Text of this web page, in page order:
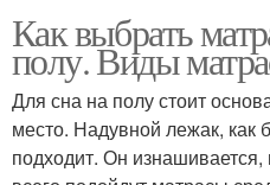
Как выбрать
полу. Виды
Для сна на полу стоит
место. Надувной лежак, как
подходит. Он